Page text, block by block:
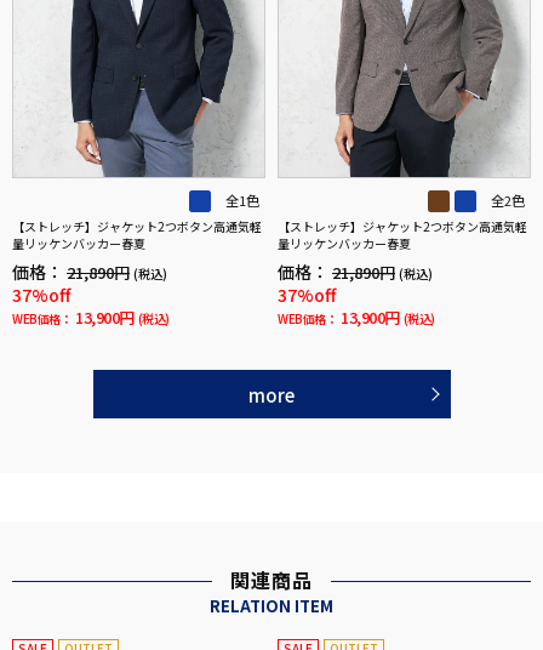
全1色
【ストレッチ】ジャケット2つボタン高通気軽
量リッケンバッカー春夏
価格： 21,890円 (税込)
37%off
WEB価格： 13,900円 (税込)
全2色
【ストレッチ】ジャケット2つボタン高通気軽
量リッケンバッカー春夏
価格： 21,890円 (税込)
37%off
WEB価格： 13,900円 (税込)
more
関連商品
RELATION ITEM